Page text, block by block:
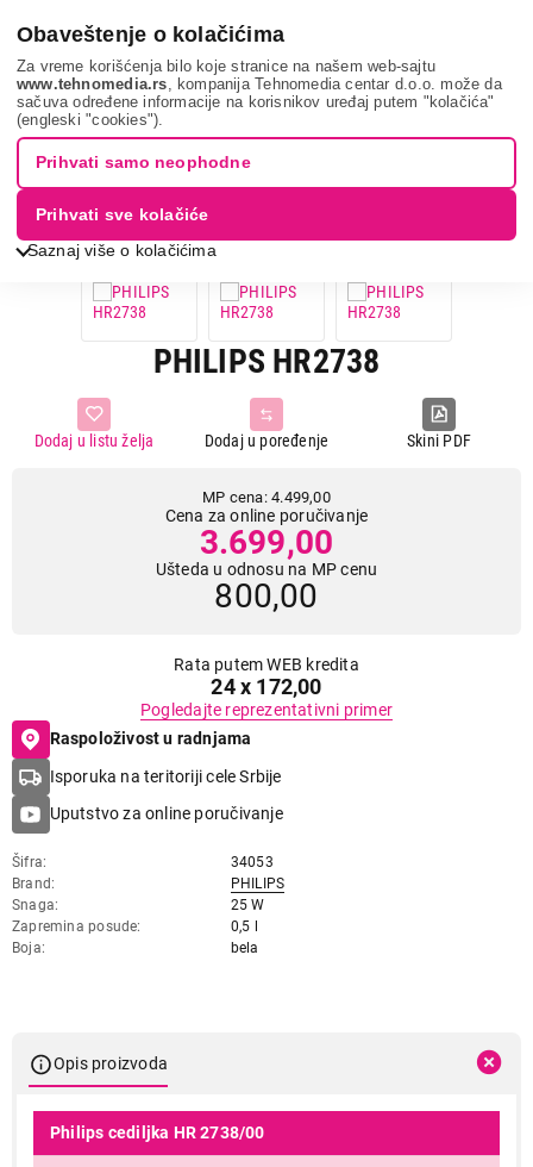
Obaveštenje o kolačićima
Za vreme korišćenja bilo koje stranice na našem web-sajtu
www.tehnomedia.rs , kompanija Tehnomedia centar d.o.o. može da
sačuva određene informacije na korisnikov uređaj putem "kolačića"
(engleski "cookies").
Saznaj više o kolačićima
Prihvati samo neophodne
Prihvati sve kolačiće
Mali kuhinjski aparati Sokovnici Cediljka za citruse
Philips
hr2738...
18% UŠTEDA.
PHILIPS HR2738
Skini PDF
Dodaj u poređenje
Dodaj u listu želja
MP cena: 4.499,00
Cena za online poručivanje
3.699,00
Ušteda u odnosu na MP cenu
800,00
Rata putem WEB kredita
24 x 172,00
Pogledajte reprezentativni primer
Raspoloživost u radnjama
Isporuka na teritoriji cele Srbije
Uputstvo za online poručivanje
Šifra
34053
Brand
PHILIPS
Snaga
25 W
Zapremina posude
0,5 l
Boja
bela
Opis proizvoda
Philips cediljka HR 2738/00